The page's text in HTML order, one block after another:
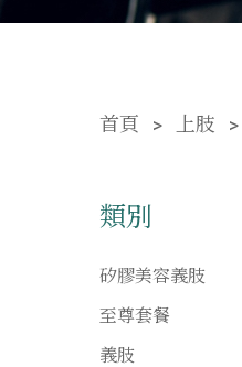
首頁 上肢
類別
矽膠美容義肢
至尊套餐
義肢